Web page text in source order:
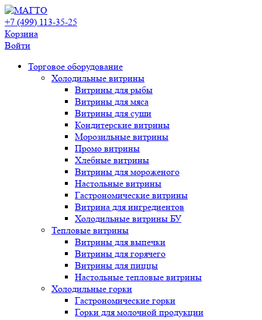
+7 (499) 113-35-25
Корзина
Войти
Свернуть/
развернуть
Торговое оборудованиe
Холодильные витрины
Витрины для рыбы
Витрины для мяса
Витрины для суши
Кондитерские витрины
Морозильные витрины
Промо витрины
Хлебные витрины
Витрины для мороженого
Настольные витрины
Гастрономические витрины
Витрина для ингредиентов
Холодильные витрины БУ
Тепловые витрины
Витрины для выпечки
Витрины для горячего
Витрины для пиццы
Настольные тепловые витрины
Холодильные горки
Гастрономические горки
Горки для молочной продукции